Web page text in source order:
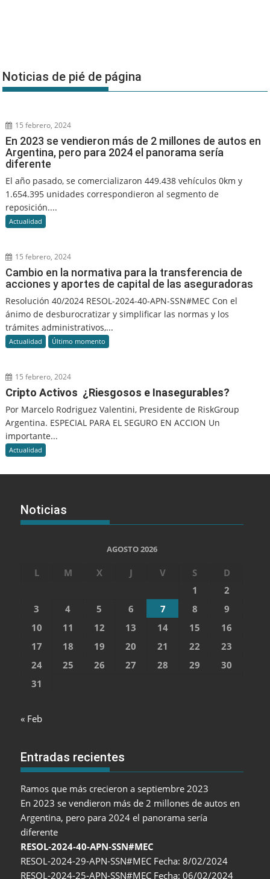
Noticias de pié de página
15 febrero, 2024
En 2023 se vendieron más de 2 millones de autos en
Argentina, pero para 2024 el panorama sería
diferente
El año pasado, se comercializaron 449.438 vehículos 0km y
1.654.395 unidades correspondieron al segmento de
reposición....
Actualidad
15 febrero, 2024
Cambio en la normativa para la transferencia de
acciones y aportes de capital de las aseguradoras
Resolución 40/2024 RESOL-2024-40-APN-SSN#MEC Con el
ánimo de desburocratizar y simplificar las normas y los
trámites administrativos,...
Actualidad Último momento
15 febrero, 2024
Cripto Activos ¿Riesgosos e Inasegurables?
Por Marcelo Rodriguez Valentini, Presidente de RiskGroup
Argentina. ESPECIAL PARA EL SEGURO EN ACCION Un
importante...
Actualidad
Noticias
AGOSTO 2026
L M X J V S
D
1
2
3
4 5 6 7 8
9
10
11 12 13 14 15
16
17
18 19 20 21 22
23
24
25 26 27 28 29
30
31
« Feb
Entradas recientes
Ramos que más crecieron a septiembre 2023
En 2023 se vendieron más de 2 millones de autos en
Argentina, pero para 2024 el panorama sería
diferente
RESOL-2024-40-APN-SSN#MEC
RESOL-2024-29-APN-SSN#MEC Fecha: 8/02/2024
RESOL-2024-25-APN-SSN#MEC Fecha: 06/02/2024